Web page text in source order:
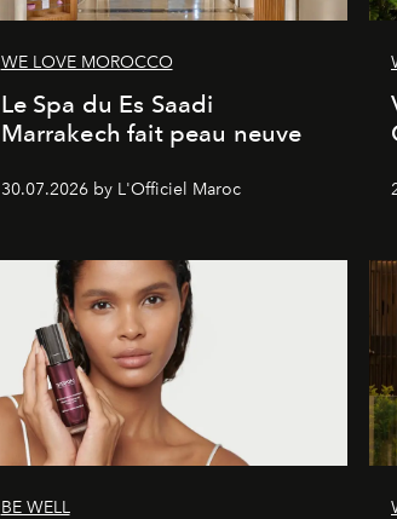
WE LOVE MOROCCO
Le Spa du Es Saadi
Marrakech fait peau neuve
30.07.2026 by L'Officiel Maroc
BE WELL